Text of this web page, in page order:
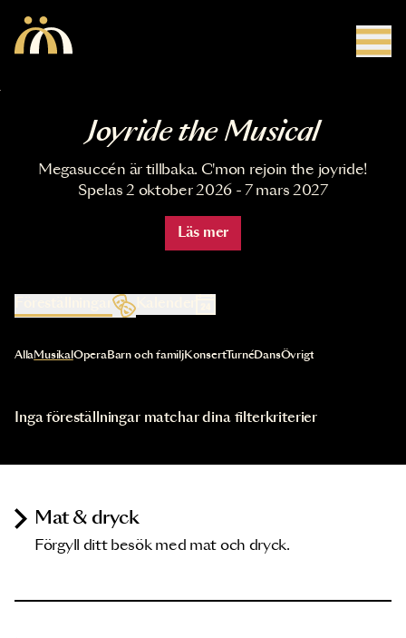
Joyride the Musical
Megasuccén är tillbaka. C'mon rejoin the joyride!
Spelas 2 oktober 2026 - 7 mars 2027
Läs mer
Kalender
Val av kategori uppdaterar innehållet automatiskt
AllaMusikal OperaBarn och familjKonsertTurnéDansÖvrigt
Inga föreställningar matchar dina filterkriterier
Mat & dryck
Förgyll ditt besök med mat och dryck.